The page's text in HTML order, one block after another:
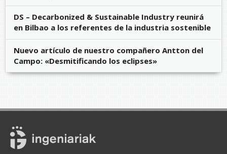
DS – Decarbonized & Sustainable Industry reunirá
en Bilbao a los referentes de la industria sostenible
Nuevo artículo de nuestro compañero Antton del
Campo: «Desmitificando los eclipses»